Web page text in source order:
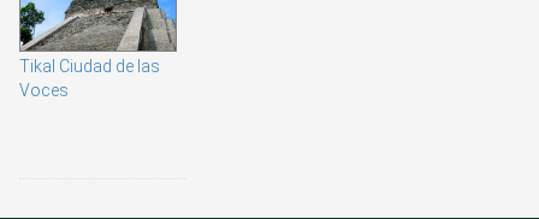
Tikal Ciudad de las
Voces